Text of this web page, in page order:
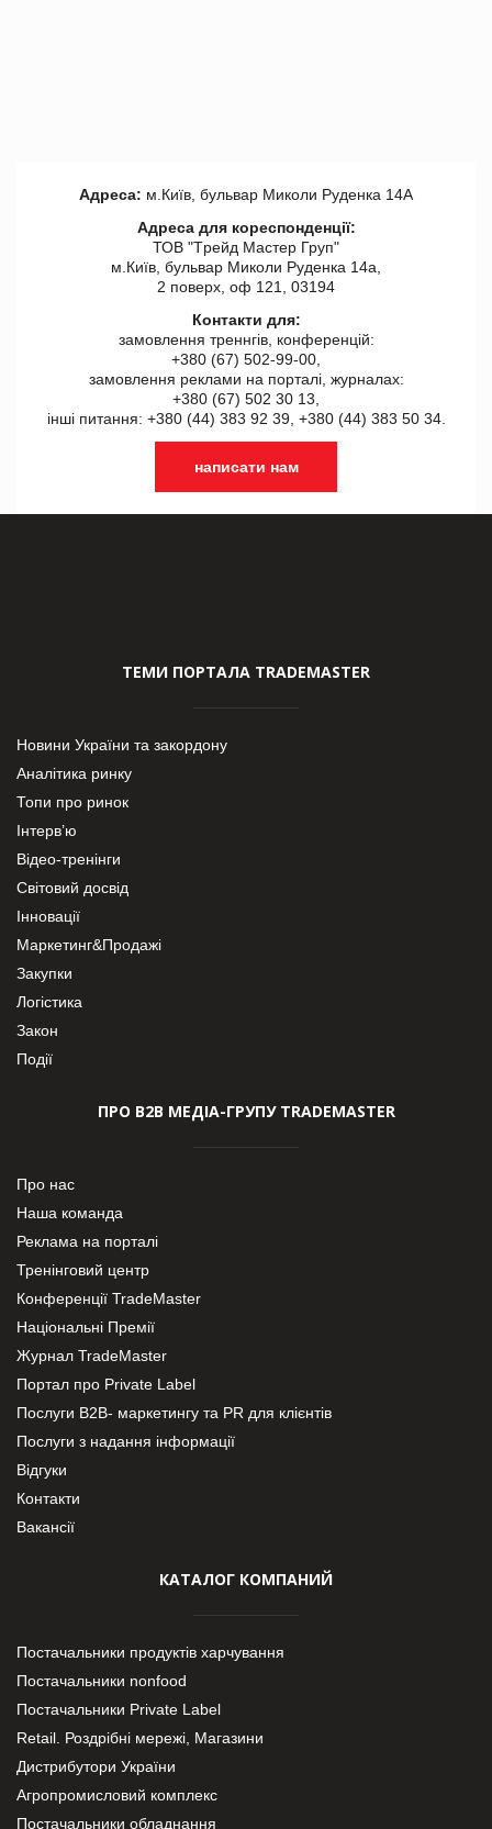
Адреса: м.Київ, бульвар Миколи Руденка 14А
Адреса для кореспонденції:
ТОВ "Tрейд Мастер Груп"
м.Київ, бульвар Миколи Руденка 14а,
2 поверх, оф 121, 03194
Контакти для:
замовлення треннгів, конференцій:
+380 (67) 502-99-00,
замовлення реклами на порталі, журналах:
+380 (67) 502 30 13,
інші питання: +380 (44) 383 92 39, +380 (44) 383 50 34.
написати нам
ТЕМИ ПОРТАЛА TRADEMASTER
Новини України та закордону
Аналітика ринку
Топи про ринок
Інтерв’ю
Відео-тренінги
Світовий досвід
Інновації
Маркетинг&Продажі
Закупки
Логістика
Закон
Події
ПРО В2В МЕДІА-ГРУПУ TRADEMASTER
Про нас
Наша команда
Реклама на порталі
Тренінговий центр
Конференції TradeMaster
Національні Премії
Журнал TradeMaster
Портал про Private Label
Послуги В2В- маркетингу та PR для клієнтів
Послуги з надання інформації
Відгуки
Контакти
Вакансії
КАТАЛОГ КОМПАНИЙ
Постачальники продуктів харчування
Постачальники nonfood
Постачальники Private Label
Retail. Роздрібні мережі, Магазини
Дистрибутори України
Агропромисловий комплекс
Постачальники обладнання